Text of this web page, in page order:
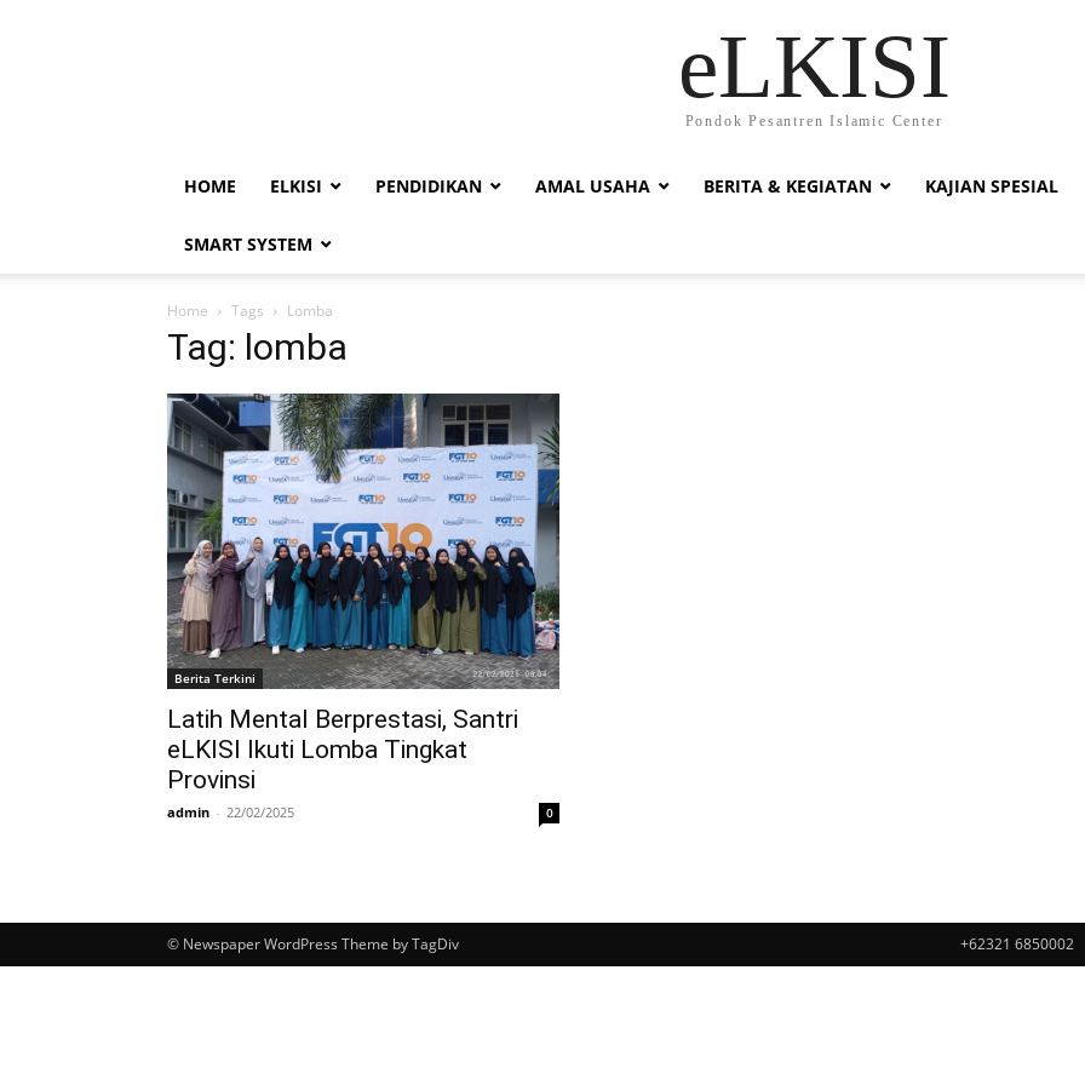
eLKISI
Pondok Pesantren Islamic Center
HOME ELKISI PENDIDIKAN AMAL USAHA BERITA & KEGIATAN KAJIAN SPESIAL
SMART SYSTEM
Home Tags Lomba
Tag: lomba
Berita Terkini
Latih Mental Berprestasi, Santri
eLKISI Ikuti Lomba Tingkat
Provinsi
admin - 22/02/2025 0
+62321 6850002
© Newspaper WordPress Theme by TagDiv